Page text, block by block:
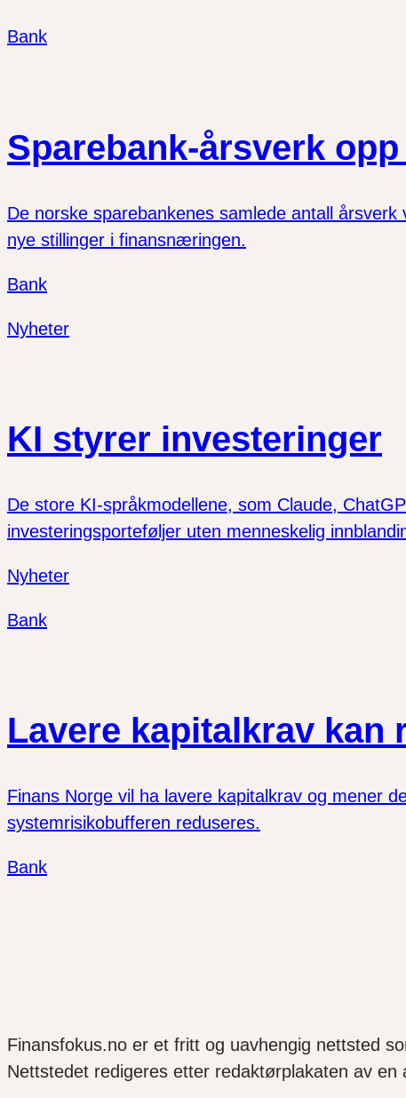
Bank
Sparebank-årsverk
De norske sparebankenes samlede antall
nye stillinger i finansnæringen.
Bank
Nyheter
KI styrer investeringer
De store KI-språkmodellene, som Claude,
investeringsporteføljer uten menneskelig
Nyheter
Bank
Lavere kapitalkrav kan
Finans Norge vil ha lavere kapitalkrav og mener
systemrisikobufferen reduseres.
Bank
Finansfokus.no er et fritt og uavhengig nettsted
Nettstedet redigeres etter redaktørplakaten av